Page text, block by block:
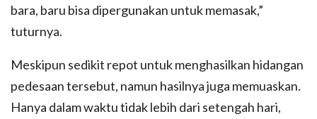
bara, baru bisa dipergunakan untuk memasak,”
tuturnya.
Meskipun sedikit repot untuk menghasilkan hidangan
pedesaan tersebut, namun hasilnya juga memuaskan.
Hanya dalam waktu tidak lebih dari setengah hari,